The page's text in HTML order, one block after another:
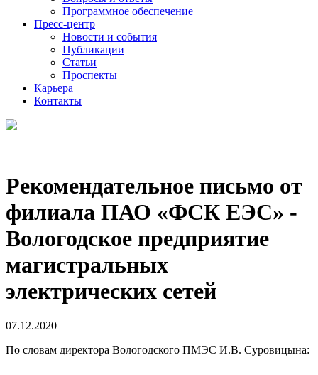
Программное обеспечение
Пресс-центр
Новости и события
Публикации
Статьи
Проспекты
Карьера
Контакты
Рекомендательное письмо от
филиала ПАО «ФСК ЕЭС» -
Вологодское предприятие
магистральных
электрических сетей
07.12.2020
По словам директора Вологодского ПМЭС И.В. Суровицына: